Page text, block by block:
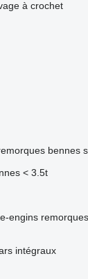
à crochet
bennes
< 3.5t
engins
intégraux